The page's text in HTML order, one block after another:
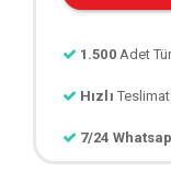
1.500 Adet
Hızlı Teslimat
7/24